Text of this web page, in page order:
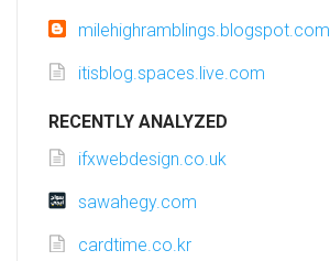
milehighramblings.blogspot.com
itisblog.spaces.live.com
RECENTLY ANALYZED
ifxwebdesign.co.uk
sawahegy.com
cardtime.co.kr